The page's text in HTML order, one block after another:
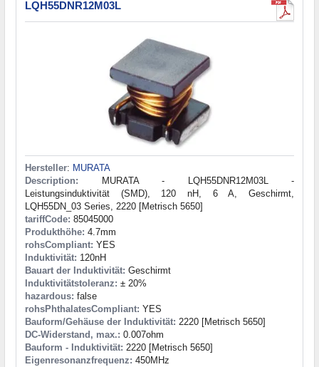
LQH55DNR12M03L
Hersteller: MURATA
Description: MURATA - LQH55DNR12M03L -
Leistungsinduktivität (SMD), 120 nH, 6 A, Geschirmt,
LQH55DN_03 Series, 2220 [Metrisch 5650]
tariffCode: 85045000
Produkthöhe: 4.7mm
rohsCompliant: YES
Induktivität: 120nH
Bauart der Induktivität: Geschirmt
Induktivitätstoleranz: ± 20%
hazardous: false
rohsPhthalatesCompliant: YES
Bauform/Gehäuse der Induktivität: 2220 [Metrisch 5650]
DC-Widerstand, max.: 0.007ohm
Bauform - Induktivität: 2220 [Metrisch 5650]
Eigenresonanzfrequenz: 450MHz